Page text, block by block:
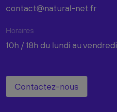
contact@natural-net.fr
Horaires
10h / 18h du lundi au vendredi
Contactez-nous